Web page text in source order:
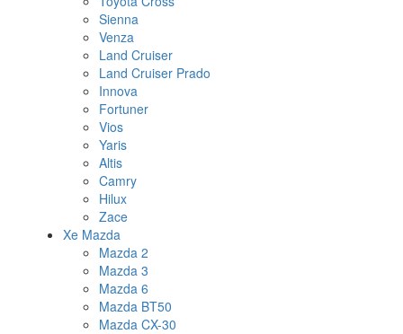
Sienna
Venza
Land Cruiser
Land Cruiser Prado
Innova
Fortuner
Vios
Yaris
Altis
Camry
Hilux
Zace
Xe Mazda
Mazda 2
Mazda 3
Mazda 6
Mazda BT50
Mazda CX-30